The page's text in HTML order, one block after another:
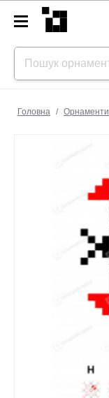
Головна / Орнаменти